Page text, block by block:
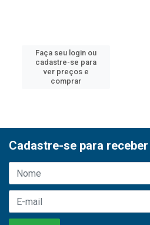
Faça seu login ou
cadastre-se para
ver preços e
comprar
Cadastre-se para